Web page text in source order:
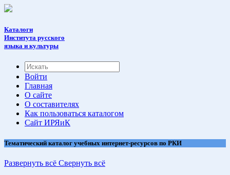
Каталоги
Института русского
языка и культуры
Войти
Главная
О сайте
О составителях
Как пользоваться каталогом
Cайт ИРЯиК
Тематический каталог учебных интернет-ресурсов по РКИ
Развернуть всё Свернуть всё